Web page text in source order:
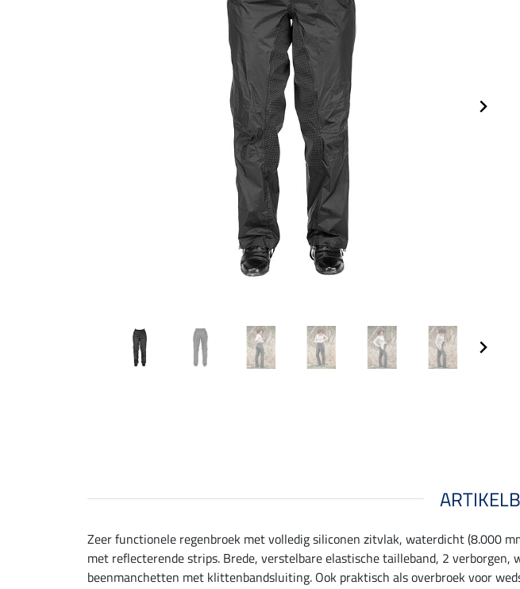
Zeer functionele regenbroek met volledig siliconen zitvlak, waterdicht (8.000
met reflecterende strips. Brede, verstelbare elastische tailleband, 2
beenmanchetten met klittenbandsluiting. Ook praktisch als overbroek voor